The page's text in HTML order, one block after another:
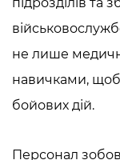
не лише
навичками,
бойових дій.
Персонал